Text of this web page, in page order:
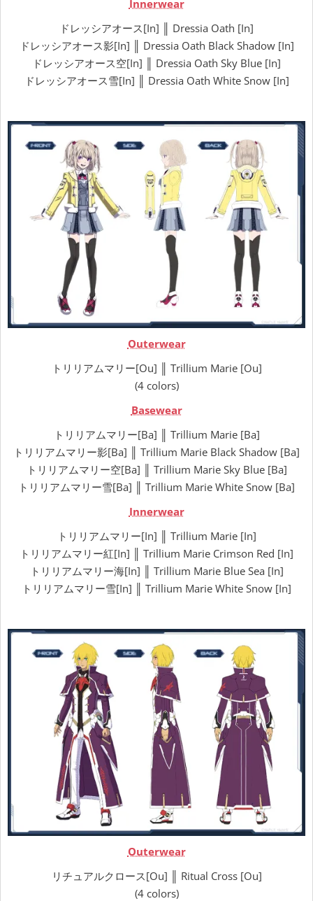
Innerwear
ドレッシアオース[In] ║ Dressia Oath [In]
ドレッシアオース影[In] ║ Dressia Oath Black Shadow [In]
ドレッシアオース空[In] ║ Dressia Oath Sky Blue [In]
ドレッシアオース雪[In] ║ Dressia Oath White Snow [In]
Outerwear
トリリアムマリー[Ou] ║ Trillium Marie [Ou]
(4 colors)
Basewear
トリリアムマリー[Ba] ║ Trillium Marie [Ba]
トリリアムマリー影[Ba] ║ Trillium Marie Black Shadow [Ba]
トリリアムマリー空[Ba] ║ Trillium Marie Sky Blue [Ba]
トリリアムマリー雪[Ba] ║ Trillium Marie White Snow [Ba]
Innerwear
トリリアムマリー[In] ║ Trillium Marie [In]
トリリアムマリー紅[In] ║ Trillium Marie Crimson Red [In]
トリリアムマリー海[In] ║ Trillium Marie Blue Sea [In]
トリリアムマリー雪[In] ║ Trillium Marie White Snow [In]
Outerwear
リチュアルクロース[Ou] ║ Ritual Cross [Ou]
(4 colors)